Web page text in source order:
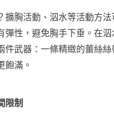
擴胸活動、泅水等活動方
彈性，避免胸手下垂。在
件武器：一條精緻的蕾絲
飽滿。
限制